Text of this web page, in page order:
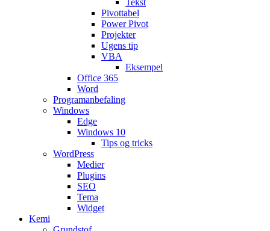
Tekst
Pivottabel
Power Pivot
Projekter
Ugens tip
VBA
Eksempel
Office 365
Word
Programanbefaling
Windows
Edge
Windows 10
Tips og tricks
WordPress
Medier
Plugins
SEO
Tema
Widget
Kemi